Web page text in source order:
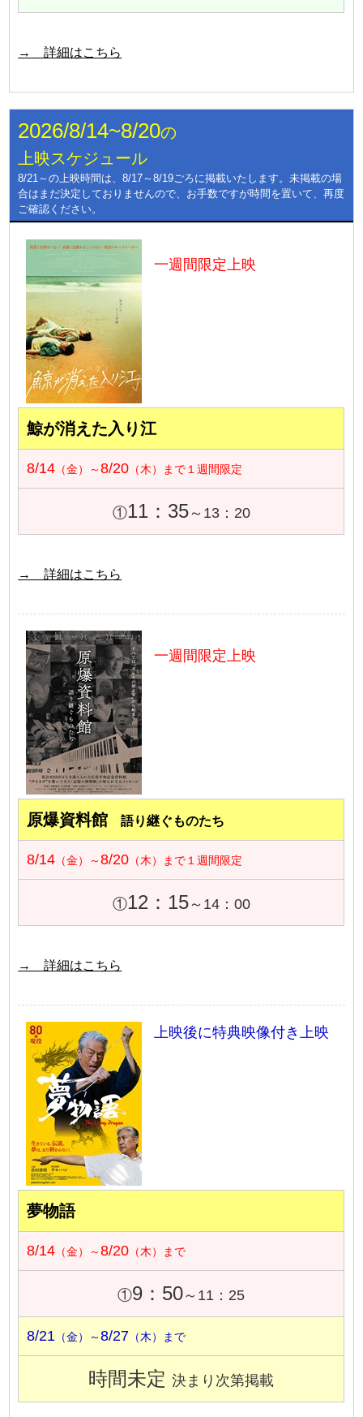
→ 詳細はこちら
2026/8/14~8/20の
上映スケジュール
8/21～の上映時間は、8/17～8/19ごろに掲載いたします。未掲載の場
合はまだ決定しておりませんので、お手数ですが時間を置いて、再度
ご確認ください。
一週間限定上映
鯨が消えた入り江
8/14 （金）～8/20 （木）まで１週間限定
①11：35～13：20
→ 詳細はこちら
一週間限定上映
原爆資料館 語り継ぐものたち
8/14 （金）～8/20 （木）まで１週間限定
①12：15～14：00
→ 詳細はこちら
上映後に特典映像付き上映
夢物語
8/14 （金）～8/20 （木）まで
①9：50～11：25
8/21 （金）～8/27 （木）まで
時間未定決まり次第掲載